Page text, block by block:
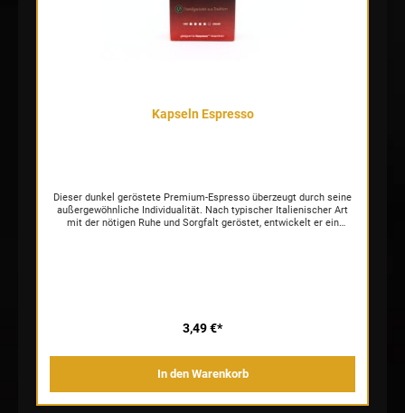
Kapseln Espresso
Dieser dunkel geröstete Premium-Espresso überzeugt durch seine
außergewöhnliche Individualität. Nach typischer Italienischer Art
mit der nötigen Ruhe und Sorgfalt geröstet, entwickelt er ein
3,49 €*
In den Warenkorb